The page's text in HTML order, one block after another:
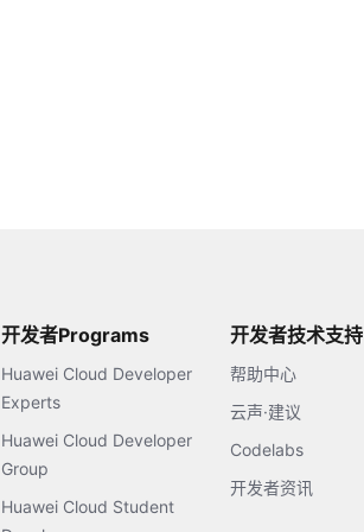
开发者Programs
Huawei Cloud Developer
Experts
Huawei Cloud Developer
Group
Huawei Cloud Student
开发者技术支持
帮助中心
云声·建议
Codelabs
开发者资讯